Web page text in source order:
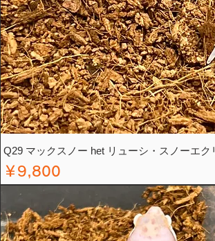
Q29 マックスノー het リューシ・スノーエク
価格
￥9,800